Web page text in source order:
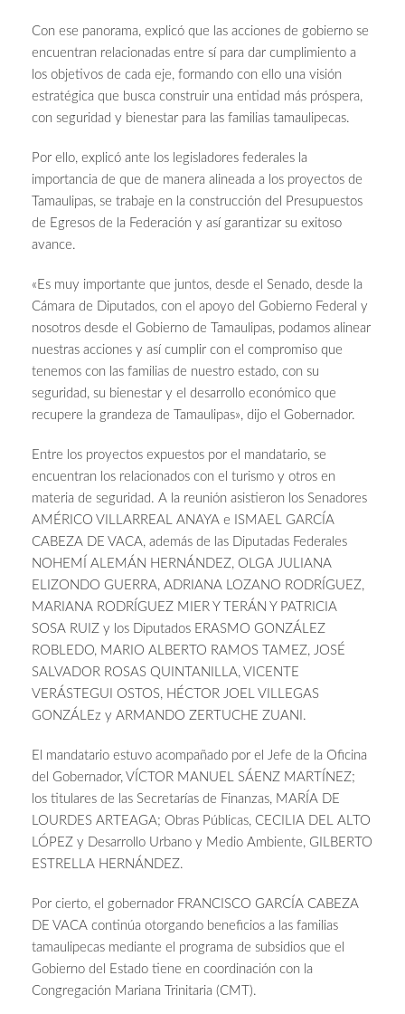
Con ese panorama, explicó que las acciones de gobierno se
encuentran relacionadas entre sí para dar cumplimiento a
los objetivos de cada eje, formando con ello una visión
estratégica que busca construir una entidad más próspera,
con seguridad y bienestar para las familias tamaulipecas.
Por ello, explicó ante los legisladores federales la
importancia de que de manera alineada a los proyectos de
Tamaulipas, se trabaje en la construcción del Presupuestos
de Egresos de la Federación y así garantizar su exitoso
avance.
«Es muy importante que juntos, desde el Senado, desde la
Cámara de Diputados, con el apoyo del Gobierno Federal y
nosotros desde el Gobierno de Tamaulipas, podamos alinear
nuestras acciones y así cumplir con el compromiso que
tenemos con las familias de nuestro estado, con su
seguridad, su bienestar y el desarrollo económico que
recupere la grandeza de Tamaulipas», dijo el Gobernador.
Entre los proyectos expuestos por el mandatario, se
encuentran los relacionados con el turismo y otros en
materia de seguridad. A la reunión asistieron los Senadores
AMÉRICO VILLARREAL ANAYA e ISMAEL GARCÍA
CABEZA DE VACA, además de las Diputadas Federales
NOHEMÍ ALEMÁN HERNÁNDEZ, OLGA JULIANA
ELIZONDO GUERRA, ADRIANA LOZANO RODRÍGUEZ,
MARIANA RODRÍGUEZ MIER Y TERÁN Y PATRICIA
SOSA RUIZ y los Diputados ERASMO GONZÁLEZ
ROBLEDO, MARIO ALBERTO RAMOS TAMEZ, JOSÉ
SALVADOR ROSAS QUINTANILLA, VICENTE
VERÁSTEGUI OSTOS, HÉCTOR JOEL VILLEGAS
GONZÁLEz y ARMANDO ZERTUCHE ZUANI.
El mandatario estuvo acompañado por el Jefe de la Oficina
del Gobernador, VÍCTOR MANUEL SÁENZ MARTÍNEZ;
los titulares de las Secretarías de Finanzas, MARÍA DE
LOURDES ARTEAGA; Obras Públicas, CECILIA DEL ALTO
LÓPEZ y Desarrollo Urbano y Medio Ambiente, GILBERTO
ESTRELLA HERNÁNDEZ.
Por cierto, el gobernador FRANCISCO GARCÍA CABEZA
DE VACA continúa otorgando beneficios a las familias
tamaulipecas mediante el programa de subsidios que el
Gobierno del Estado tiene en coordinación con la
Congregación Mariana Trinitaria (CMT).